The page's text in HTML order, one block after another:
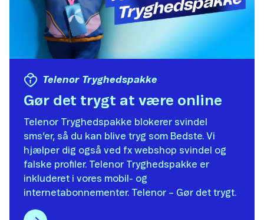
Telenor Tryghedspakke
Gør det trygt at være online
Telenor Tryghedspakke blokerer svindel
sms’er, så du kan blive tryg som Bedste. Vi
hjælper dig også ved fx webshop svindel og
falske profiler. Telenor Tryghedspakke er
inkluderet i vores mobil- og
internetabonnementer. Telenor – Gør det trygt.